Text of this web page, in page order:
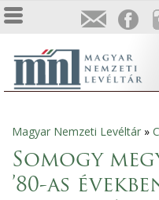
Jelenlegi
hely
Magyar Nemzeti Levéltár »
Somogy
’80-as